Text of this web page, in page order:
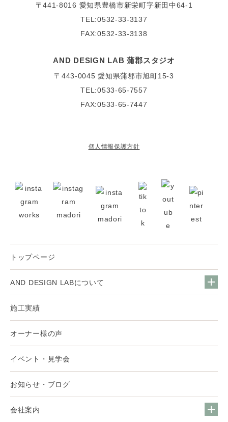
〒441-8016 愛知県豊橋市新栄町字新田中64-1
TEL:0532-33-3137
FAX:0532-33-3138
AND DESIGN LAB 蒲郡スタジオ
〒443-0045 愛知県蒲郡市旭町15-3
TEL:0533-65-7557
FAX:0533-65-7447
個人情報保護方針
トップページ
AND DESIGN LABについて
施工実績
オーナー様の声
イベント・見学会
お知らせ・ブログ
会社案内